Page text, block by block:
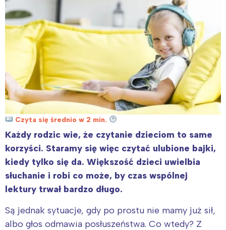
Czyta się średnio w 2 min.
Każdy rodzic wie, że czytanie dzieciom to same
korzyści. Staramy się więc czytać ulubione bajki,
kiedy tylko się da. Większość dzieci uwielbia
słuchanie i robi co może, by czas wspólnej
lektury trwał bardzo długo.
Są jednak sytuacje, gdy po prostu nie mamy już sił,
albo głos odmawia posłuszeństwa. Co wtedy? Z